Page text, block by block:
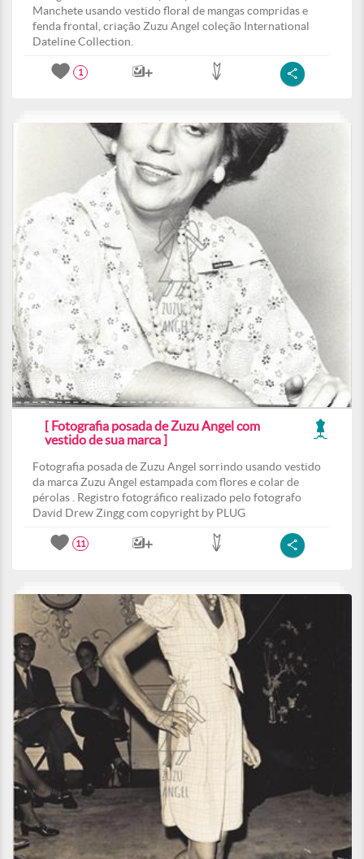
Manchete usando vestido floral de mangas compridas e
fenda frontal, criação Zuzu Angel coleção International
Dateline Collection.
1
[ Fotografia posada de Zuzu Angel com
vestido de sua marca ]
Fotografia posada de Zuzu Angel sorrindo usando vestido
da marca Zuzu Angel estampada com flores e colar de
pérolas . Registro fotográfico realizado pelo fotografo
David Drew Zingg com copyright by PLUG
11